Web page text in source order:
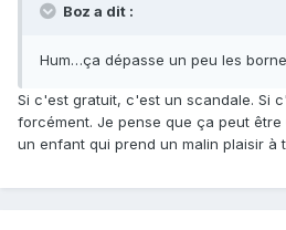
Boz a dit :
Hum…ça dépasse un peu les
Si c'est gratuit, c'est un scandale. Si
forcément. Je pense que ça peut
un enfant qui prend un malin plaisir à